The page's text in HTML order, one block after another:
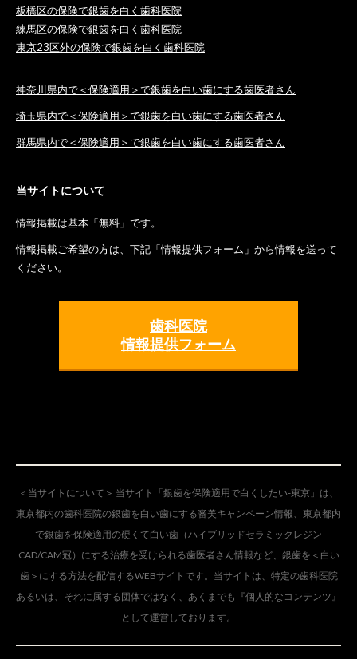
板橋区の保険で銀歯を白く歯科医院
練馬区の保険で銀歯を白く歯科医院
東京23区外の保険で銀歯を白く歯科医院
神奈川県内で＜保険適用＞で銀歯を白い歯にする歯医者さん
埼玉県内で＜保険適用＞で銀歯を白い歯にする歯医者さん
群馬県内で＜保険適用＞で銀歯を白い歯にする歯医者さん
当サイトについて
情報掲載は基本「無料」です。
情報掲載ご希望の方は、下記「情報提供フォーム」から情報を送って
ください。
歯科医院
情報提供フォーム
＜当サイトについて＞ 当サイト「銀歯を保険適用で白くしたい-東京」は、
東京都内の歯科医院の銀歯を白い歯にする審美キャンペーン情報、東京都内
で銀歯を保険適用の硬くて白い歯（ハイブリッドセラミックレジン
CAD/CAM冠）にする治療を受けられる歯医者さん情報など、銀歯を＜白い
歯＞にする方法を配信するWEBサイトです。当サイトは、特定の歯科医院
あるいは、それに属する団体ではなく、あくまでも『個人的なコンテンツ』
として運営しております。